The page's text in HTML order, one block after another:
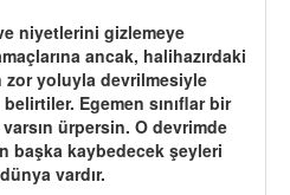
niyetlerini gizlemeye
çlarına ancak, halihazırdaki
yoluyla devrilmesiyle
Egemen sınıflar bir
ürpersin. O devrimde
başka kaybedecek şeyleri
vardır.